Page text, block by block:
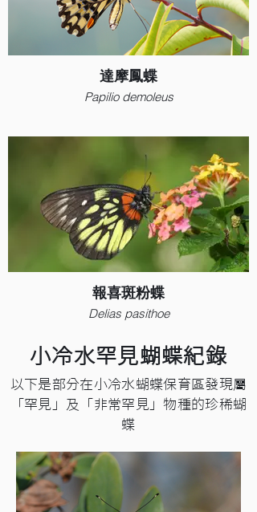
達摩鳳蝶
Papilio demoleus
報喜斑粉蝶
Delias pasithoe
​小冷水罕見蝴蝶紀錄
以下是部分在小冷水蝴蝶保育區發現屬
「罕見」及「非常罕見」物種的珍稀蝴
蝶